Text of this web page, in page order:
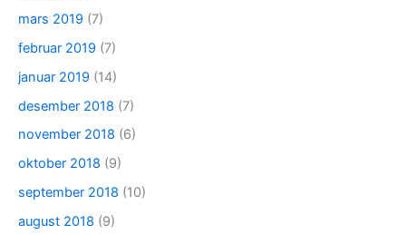
mars 2019 (7)
februar 2019 (7)
januar 2019 (14)
desember 2018 (7)
november 2018 (6)
oktober 2018 (9)
september 2018 (10)
august 2018 (9)